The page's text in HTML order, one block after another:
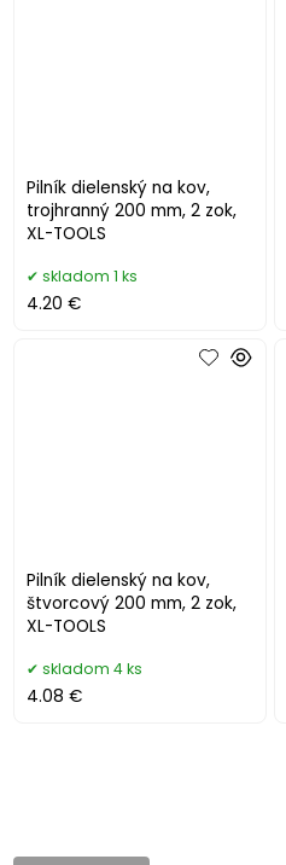
Pilník dielenský na kov,
trojhranný 200 mm, 2 zok,
XL-TOOLS
skladom 1 ks
4.20 €
Pilník dielenský na kov,
štvorcový 200 mm, 2 zok,
XL-TOOLS
skladom 4 ks
4.08 €